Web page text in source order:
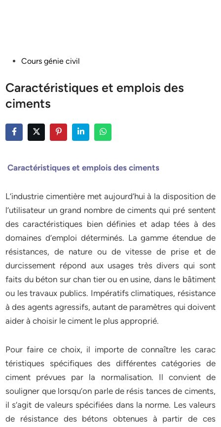
PostedCours génie civil
Caractéristiques et emplois des
ciments
Caractéristiques et emplois des ciments
L’industrie cimentière met aujourd’hui à la disposition de
l’utilisateur un grand nombre de ciments qui pré sentent
des caractéristiques bien définies et adap tées à des
domaines d’emploi déterminés. La gamme étendue de
résistances, de nature ou de vitesse de prise et de
durcissement répond aux usages très divers qui sont
faits du béton sur chan tier ou en usine, dans le bâtiment
ou les travaux publics. Impératifs climatiques, résistance
à des agents agressifs, autant de paramètres qui doivent
aider à choisir le ciment le plus approprié.
Pour faire ce choix, il importe de connaître les carac
téristiques spécifiques des différentes catégories de
ciment prévues par la normalisation. Il convient de
souligner que lorsqu’on parle de résis tances de ciments,
il s’agit de valeurs spécifiées dans la norme. Les valeurs
de résistance des bétons obtenues à partir de ces